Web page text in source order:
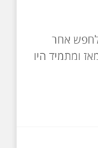
לחפש אחר
ומתמיד היו